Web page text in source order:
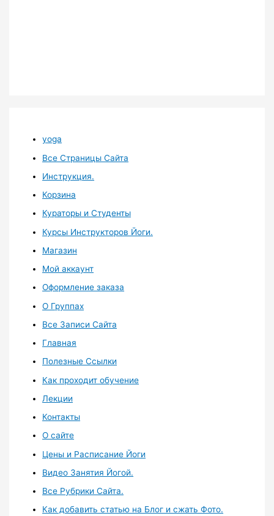
yoga
Все Страницы Сайта
Инструкция.
Корзина
Кураторы и Студенты
Курсы Инструкторов Йоги.
Магазин
Мой аккаунт
Оформление заказа
О Группах
Все Записи Сайта
Главная
Полезные Ссылки
Как проходит обучение
Лекции
Контакты
О сайте
Цены и Расписание Йоги
Видео Занятия Йогой.
Все Рубрики Сайта.
Как добавить статью на Блог и сжать Фото.